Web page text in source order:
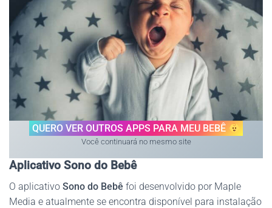
QUERO VER OUTROS APPS PARA MEU BEBÊ
Você continuará no mesmo site
Aplicativo Sono do Bebê
O aplicativo Sono do Bebê foi desenvolvido por Maple
Media e atualmente se encontra disponível para instalação